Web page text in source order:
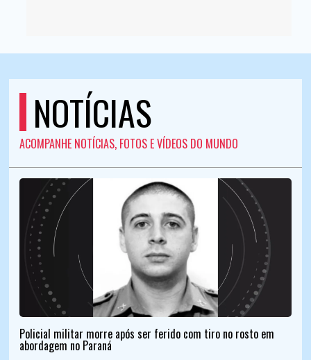
NOTÍCIAS
ACOMPANHE NOTÍCIAS, FOTOS E VÍDEOS DO MUNDO
Policial militar morre após ser ferido com tiro no rosto em
abordagem no Paraná